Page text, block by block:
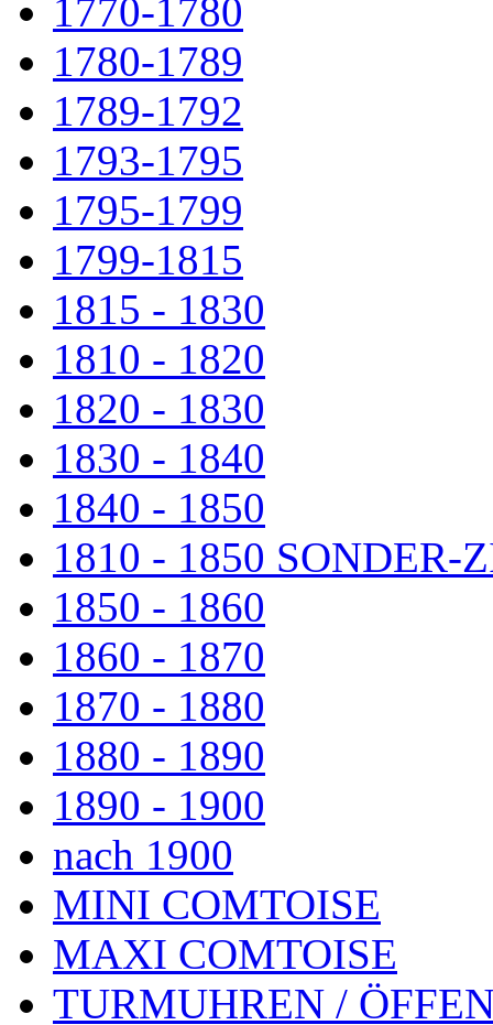
1770-1780
1780-1789
1789-1792
1793-1795
1795-1799
1799-1815
1815 - 1830
1810 - 1820
1820 - 1830
1830 - 1840
1840 - 1850
1810 - 1850 SONDER-
1850 - 1860
1860 - 1870
1870 - 1880
1880 - 1890
1890 - 1900
nach 1900
MINI COMTOISE
MAXI COMTOISE
TURMUHREN /